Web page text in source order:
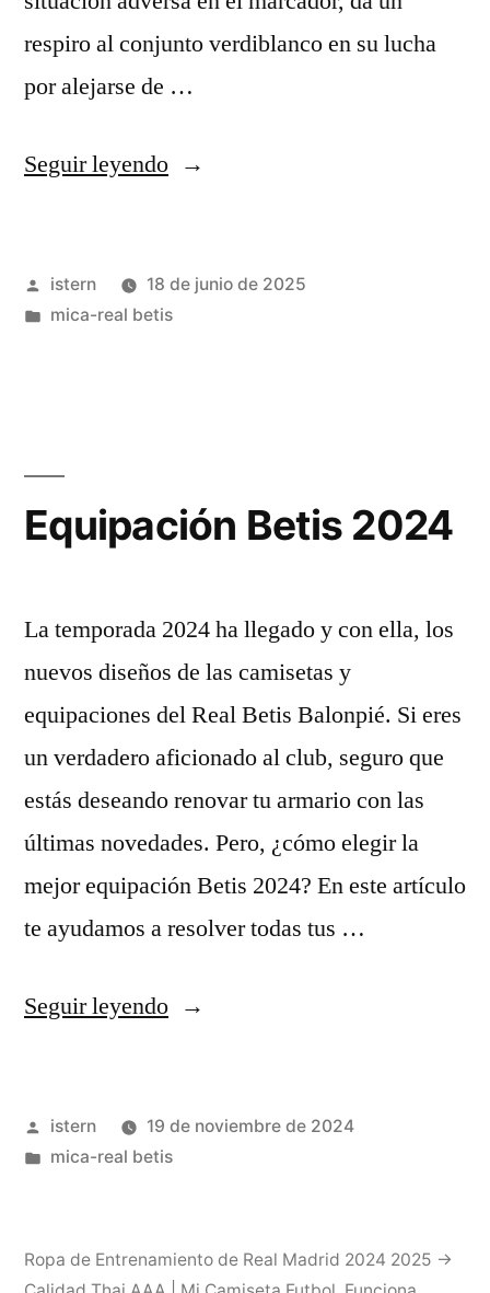
respiro al conjunto verdiblanco en su lucha
por alejarse de …
Seguir leyendo«Asistencias
+
una
victoria
sobre
el
Deportivo
de
La
Coruña
en
una
clave
descenso»
Publicado
por
istern
18 de junio de 2025
Publicado
mica-real betis
Equipación Betis 2024
La temporada 2024 ha llegado y con ella, los
nuevos diseños de las camisetas y
equipaciones del Real Betis Balonpié. Si eres
un verdadero aficionado al club, seguro que
estás deseando renovar tu armario con las
últimas novedades. Pero, ¿cómo elegir la
mejor equipación Betis 2024? En este artículo
te ayudamos a resolver todas tus …
Seguir leyendo«Equipación
Publicado
por
istern
19 de noviembre de 2024
Publicado
mica-real betis
Ropa de Entrenamiento de Real Madrid 2024 2025 →